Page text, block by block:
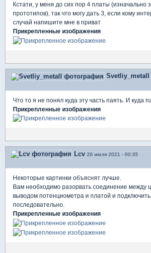
Кстати, у меня до сих пор 4 платы (изначально
прототипов), так что могу дать 3, если кому
случай напишите мне в приват
Прикрепленные изображения
Svetliy_metall
Что то я не понял куда эту часть паять. И куда
Прикрепленные изображения
Lcv 26 июля 2021 - 00:35
Некоторые картинки объяснят лучше.
Вам необходимо разорвать соединение между
выводом потенциометра и платой и
последовательно.
Прикрепленные изображения